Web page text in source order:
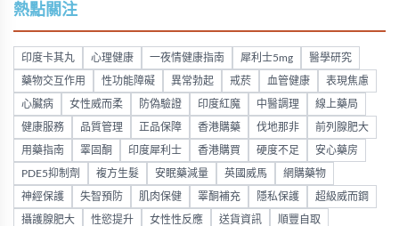
熱點關注
印度卡其丸 心理健康 一夜情健康指南 犀利士5mg 醫學研究
藥物交互作用 性功能障礙 異常勃起 戒菸 血管健康 表現焦慮
心臟病 女性威而柔 防偽驗證 印度紅魔 中醫調理 線上藥局
健康服務 品質管理 正品保障 香港購藥 伐地那非 前列腺肥大
用藥指南 睪固酮 印度犀利士 香港購買 硬度不足 安心藥房
PDE5抑制劑 複方生髮 安眠藥減量 英國威馬 網購藥物
神經保護 失智預防 肌肉保健 睪酮補充 隱私保護 超級威而鋼
攝護腺肥大 性慾提升 女性性反應 送貨資訊 順豐自取